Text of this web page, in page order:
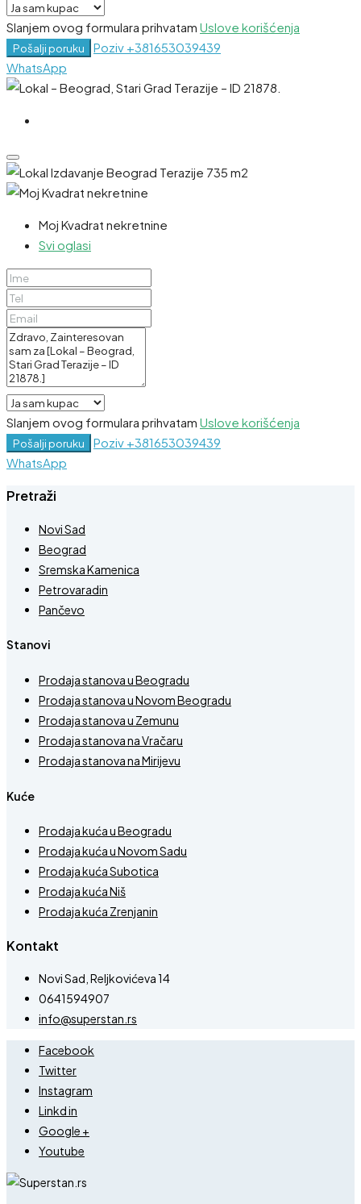
Slanjem ovog formulara prihvatam Uslove korišćenja
Pošalji poruku Poziv +381653039439
WhatsApp
Moj Kvadrat nekretnine
Svi oglasi
Slanjem ovog formulara prihvatam Uslove korišćenja
Pošalji poruku Poziv +381653039439
WhatsApp
Pretraži
Novi Sad
Beograd
Sremska Kamenica
Petrovaradin
Pančevo
Stanovi
Prodaja stanova u Beogradu
Prodaja stanova u Novom Beogradu
Prodaja stanova u Zemunu
Prodaja stanova na Vračaru
Prodaja stanova na Mirijevu
Kuće
Prodaja kuća u Beogradu
Prodaja kuća u Novom Sadu
Prodaja kuća Subotica
Prodaja kuća Niš
Prodaja kuća Zrenjanin
Kontakt
Novi Sad, Reljkovićeva 14
0641594907
info@superstan.rs
Facebook
Twitter
Instagram
Linkd in
Google +
Youtube